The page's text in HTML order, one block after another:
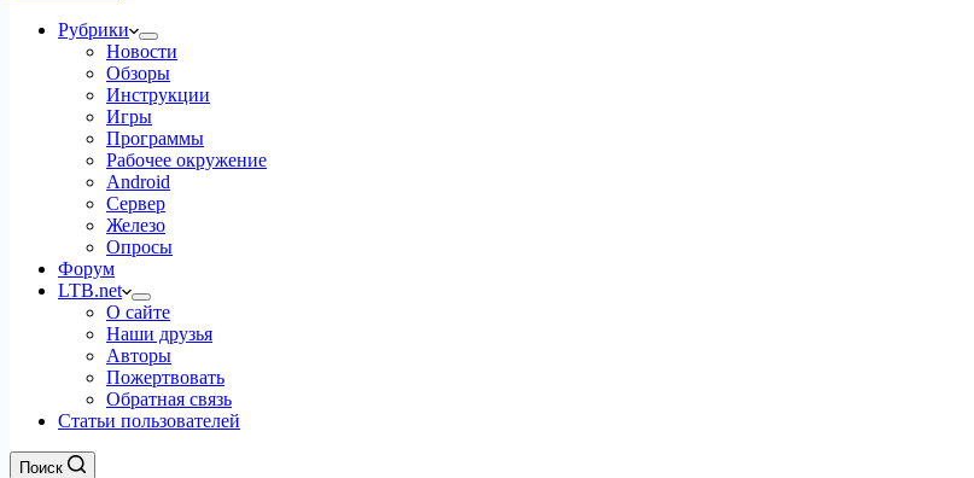
Рубрики
Новости
Обзоры
Инструкции
Игры
Программы
Рабочее окружение
Android
Сервер
Железо
Опросы
Форум
LTB.net
О сайте
Наши друзья
Авторы
Пожертвовать
Обратная связь
Статьи пользователей
Поиск